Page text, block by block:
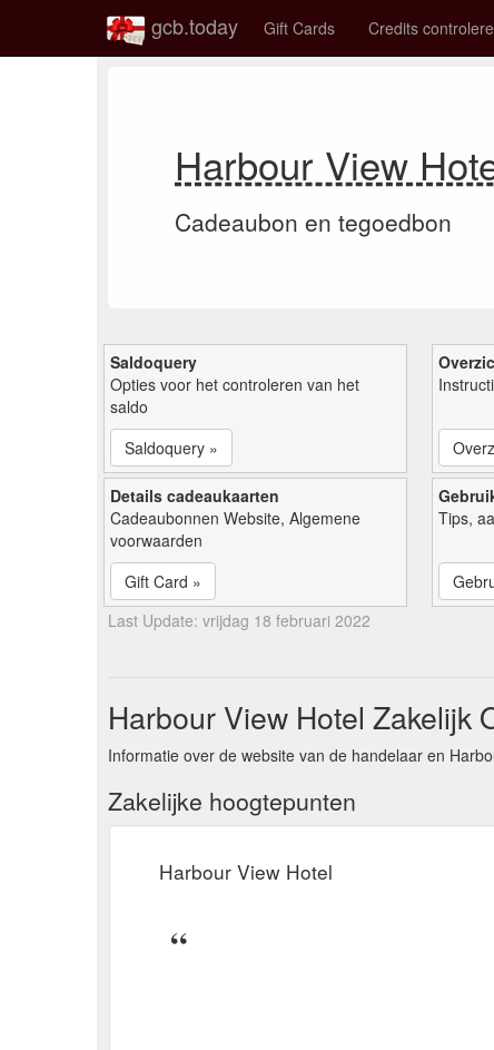
gcb.today Gift Cards Credits
Harbour View
Cadeaubon en tegoedbon
Saldoquery
Opties voor het controleren van het
saldo
Saldoquery »
Details cadeaukaarten
Cadeaubonnen Website, Algemene
voorwaarden
Gift Card »
Tips,
Last Update: vrijdag 18 februari 2022
Harbour View Hotel Zakelijk
Informatie over de website van de handelaar en
Zakelijke hoogtepunten
Harbour View Hotel